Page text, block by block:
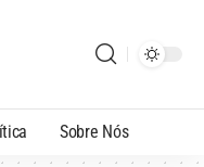
Sobre Nós